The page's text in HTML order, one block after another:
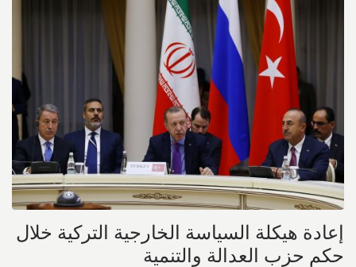
إعادة هيكلة السياسة الخارجية التركية خلال
حكم حزب العدالة والتنمية